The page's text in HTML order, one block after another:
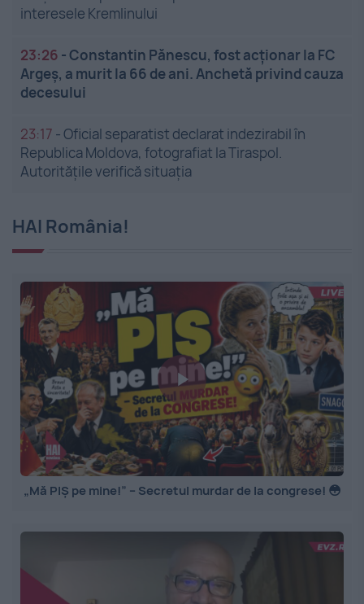
interesele Kremlinului
23:26 -Constantin Pănescu, fost acționar la FC
Argeș, a murit la 66 de ani. Anchetă privind cauza
decesului
23:17 -Oficial separatist declarat indezirabil în
Republica Moldova, fotografiat la Tiraspol.
Autoritățile verifică situația
HAI România!
„Mă PIȘ pe mine!” – Secretul murdar de la congrese! 😳